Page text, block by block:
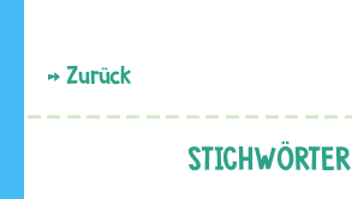
Zurück
STICHWÖRTER